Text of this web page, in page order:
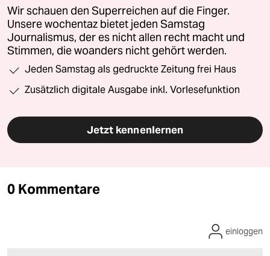
Wir schauen den Superreichen auf die Finger.
Unsere wochentaz bietet jeden Samstag
Journalismus, der es nicht allen recht macht und
Stimmen, die woanders nicht gehört werden.
Jeden Samstag als gedruckte Zeitung frei Haus
Zusätzlich digitale Ausgabe inkl. Vorlesefunktion
Jetzt kennenlernen
0 Kommentare
einloggen